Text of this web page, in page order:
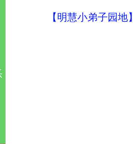
【明慧小弟子园